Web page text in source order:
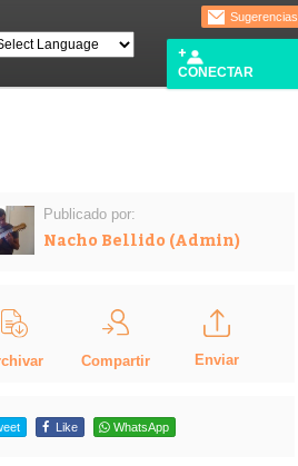
Sugerencias
CONECTAR
Publicado por:
Nacho Bellido (Admin)
Compartir Enviar
Like WhatsApp